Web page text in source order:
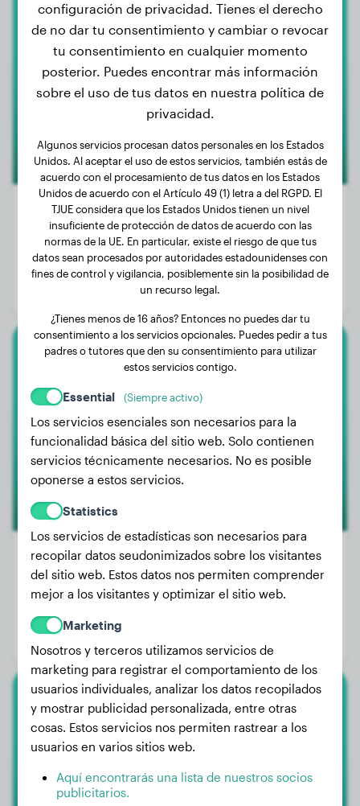
Perro Pastor De Kangal
Nala
Peso:
28 kg
Edad:
2 años, 4 meses
Golden Retriever
Fiona
Peso:
Edad:
Género:
American Bully
Arya
configuración de privacidad. Tienes el derecho
de no dar tu consentimiento y cambiar o revocar
tu consentimiento en cualquier momento
posterior. Puedes encontrar más información
sobre el uso de tus datos en nuestra política de
privacidad.
Algunos servicios procesan datos personales en los Estados
Unidos. Al aceptar el uso de estos servicios, también estás de
acuerdo con el procesamiento de tus datos en los Estados
Unidos de acuerdo con el Artículo 49 (1) letra a del RGPD. El
TJUE considera que los Estados Unidos tienen un nivel
insuficiente de protección de datos de acuerdo con las
normas de la UE. En particular, existe el riesgo de que tus
datos sean procesados por autoridades estadounidenses con
fines de control y vigilancia, posiblemente sin la posibilidad de
un recurso legal.
¿Tienes menos de 16 años? Entonces no puedes dar tu
consentimiento a los servicios opcionales. Puedes pedir a tus
padres o tutores que den su consentimiento para utilizar
estos servicios contigo.
Essential (Siempre activo)
Los servicios esenciales son necesarios para la
funcionalidad básica del sitio web. Solo contienen
servicios técnicamente necesarios. No es posible
oponerse a estos servicios.
Statistics
Los servicios de estadísticas son necesarios para
recopilar datos seudonimizados sobre los visitantes
del sitio web. Estos datos nos permiten comprender
mejor a los visitantes y optimizar el sitio web.
Marketing
Nosotros y terceros utilizamos servicios de
marketing para registrar el comportamiento de los
usuarios individuales, analizar los datos recopilados
y mostrar publicidad personalizada, entre otras
cosas. Estos servicios nos permiten rastrear a los
usuarios en varios sitios web.
Aquí encontrarás una lista de nuestros socios
publicitarios.